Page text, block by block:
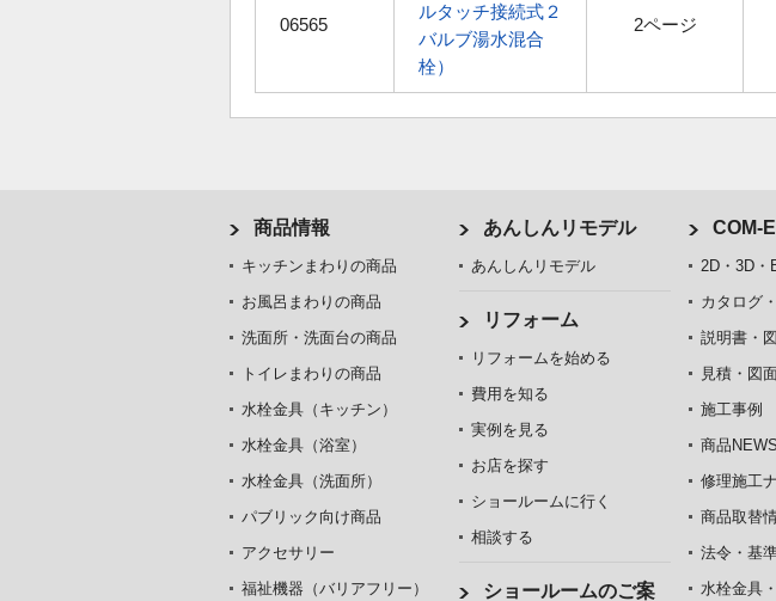
06565
ルタッチ接続式２
バルブ湯水混合
栓）
2ページ
商品情報
キッチンまわりの商品
お風呂まわりの商品
洗面所・洗面台の商品
トイレまわりの商品
水栓金具（キッチン）
水栓金具（浴室）
水栓金具（洗面所）
パブリック向け商品
アクセサリー
福祉機器（バリアフリー）
あんしんリモデル
あんしんリモデル
リフォーム
リフォームを始める
費用を知る
実例を見る
お店を探す
ショールームに行く
相談する
ショールームのご案
COM-
2D・3D・
カタログ
説明書・
見積・図
施工事例
商品NEWS
修理施工
商品取替
法令・基
水栓金具